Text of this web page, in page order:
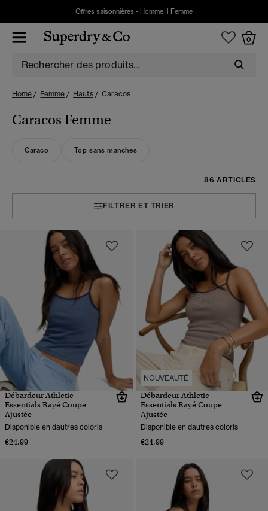
Offres saisonnières - Homme Femme
0
Home Femme Hauts Caracos
Caracos Femme
Caraco Top sans manches
86 ARTICLES
FILTRER ET TRIER
Débardeur Athletic
Essentials Rayé Coupe
Ajustée
Disponible en dautres coloris
€24.99
NOUVEAUTÉ
Débardeur Athletic
Essentials Rayé Coupe
Ajustée
Disponible en dautres coloris
€24.99